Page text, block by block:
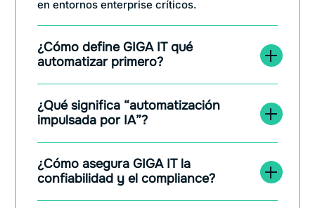
en entornos enterprise críticos.
¿Cómo define GIGA IT qué
automatizar primero?
¿Qué significa “automatización
impulsada por IA”?
¿Cómo asegura GIGA IT la
confiabilidad y el compliance?